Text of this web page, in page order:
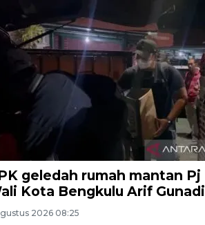
geledah rumah mantan Pj
Kota Bengkulu Arif Gunadi
2026 08:25